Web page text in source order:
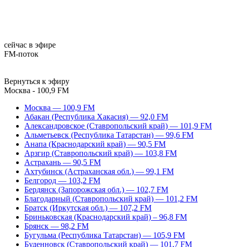
сейчас в эфире
FM-поток
Вернуться к эфиру
Москва - 100,9 FM
Москва — 100,9 FM
Абакан (Республика Хакасия) — 92,0 FM
Александровское (Ставропольский край) — 101,9 FM
Альметьевск (Республика Татарстан) — 99,6 FM
Анапа (Краснодарский край) — 90,5 FM
Арзгир (Ставропольский край) — 103,8 FM
Астрахань — 90,5 FM
Ахтубинск (Астраханская обл.) — 99,1 FM
Белгород — 103,2 FM
Бердянск (Запорожская обл.) — 102,7 FM
Благодарный (Ставропольский край) — 101,2 FM
Братск (Иркутская обл.) — 107,2 FM
Бриньковская (Краснодарский край) – 96,8 FM
Брянск — 98,2 FM
Бугульма (Республика Татарстан) — 105,9 FM
Буденновск (Ставропольский край) — 101,7 FM